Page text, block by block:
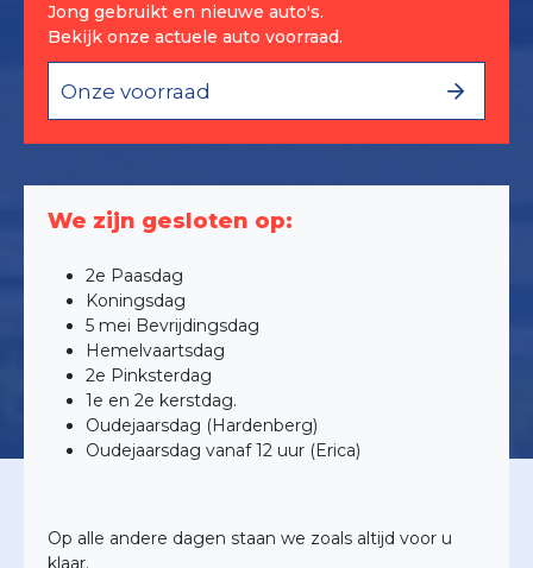
Jong gebruikt en nieuwe auto's.
Bekijk onze actuele auto voorraad.
Onze voorraad
We zijn gesloten op:
2e Paasdag
Koningsdag
5 mei Bevrijdingsdag
Hemelvaartsdag
2e Pinksterdag
1e en 2e kerstdag.
Oudejaarsdag (Hardenberg)
Oudejaarsdag vanaf 12 uur (Erica)
Op alle andere dagen staan we zoals altijd voor u
klaar.